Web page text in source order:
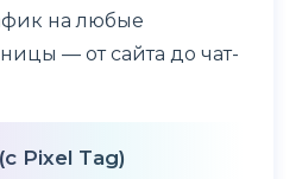
на любые
— от сайта до чат-
Pixel Tag)